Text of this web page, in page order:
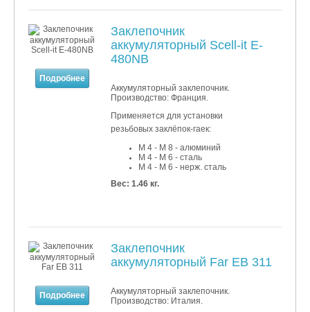
Подробнее
Заклепочник
аккумуляторный Scell-it E-
480NB
Аккумуляторный заклепочник.
Производство: Франция.
Применяется для установки
резьбовых заклёпок-гаек:
M 4 - M 8 - алюминий
M 4 - M 6 - сталь
M 4 - M 6 - нерж. сталь
Вес: 1.46 кг.
Подробнее
Заклепочник
аккумуляторный Far EB 311
Аккумуляторный заклепочник.
Производство: Италия.